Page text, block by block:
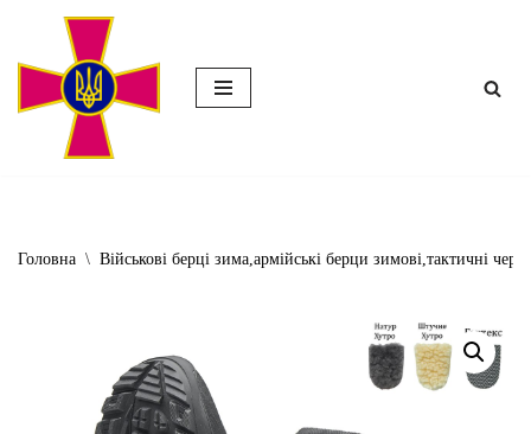
Перейти
Головна \ Військові берці зима,армійські берци зимові,тактичні